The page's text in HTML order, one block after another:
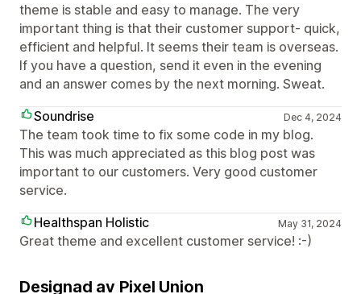
theme is stable and easy to manage. The very
important thing is that their customer support- quick,
efficient and helpful. It seems their team is overseas.
If you have a question, send it even in the evening
and an answer comes by the next morning. Sweat.
Soundrise
Dec 4, 2024
The team took time to fix some code in my blog.
This was much appreciated as this blog post was
important to our customers. Very good customer
service.
Healthspan Holistic
May 31, 2024
Great theme and excellent customer service! :-)
Designad av Pixel Union